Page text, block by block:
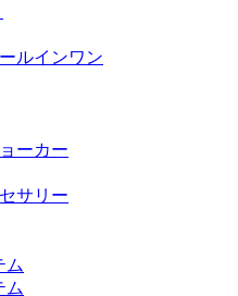
ルインワン
ーカー
サリー
ム
ム